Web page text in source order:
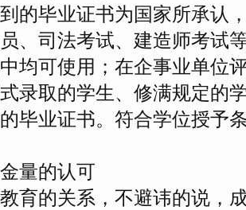
的毕业证书为国家所承认
、司法考试、建造师考试
均可使用；在企事业单位
录取的学生、修满规定的
毕业证书。符合学位授予
量的认可
育的关系，不避讳的说，